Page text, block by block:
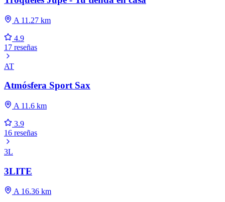
A 11.27 km
4.9
17 reseñas
AT
Atmósfera Sport Sax
A 11.6 km
3.9
16 reseñas
3L
3LITE
A 16.36 km